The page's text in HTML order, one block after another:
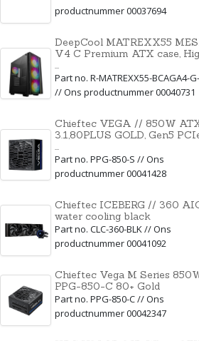
productnummer 00037694
DeepCool MATREXX55
V4 C Premium ATX case,
...
Part no. R-MATREXX55-BCAGA4-
// Ons productnummer 00040731
Chieftec VEGA // 850W
3.1,80PLUS GOLD, Gen5
...
Part no. PPG-850-S // Ons
productnummer 00041428
Chieftec ICEBERG // 360
water cooling black
Part no. CLC-360-BLK // Ons
productnummer 00041092
Chieftec Vega M Series
PPG-850-C 80+ Gold
Part no. PPG-850-C // Ons
productnummer 00042347